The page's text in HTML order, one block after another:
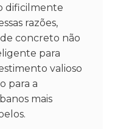
dificilmente
razões,
concreto não
para
valioso
para a
mais